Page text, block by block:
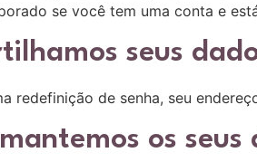
se você tem uma conta e
seus
redefinição de senha, seu
os seus